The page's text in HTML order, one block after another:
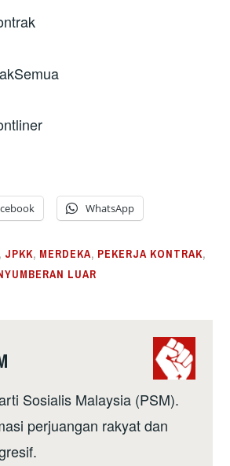
WhatsApp
, JPKK, MERDEKA, PEKERJA KONTRAK,
LUAR
Sosialis Malaysia (PSM).
perjuangan rakyat dan